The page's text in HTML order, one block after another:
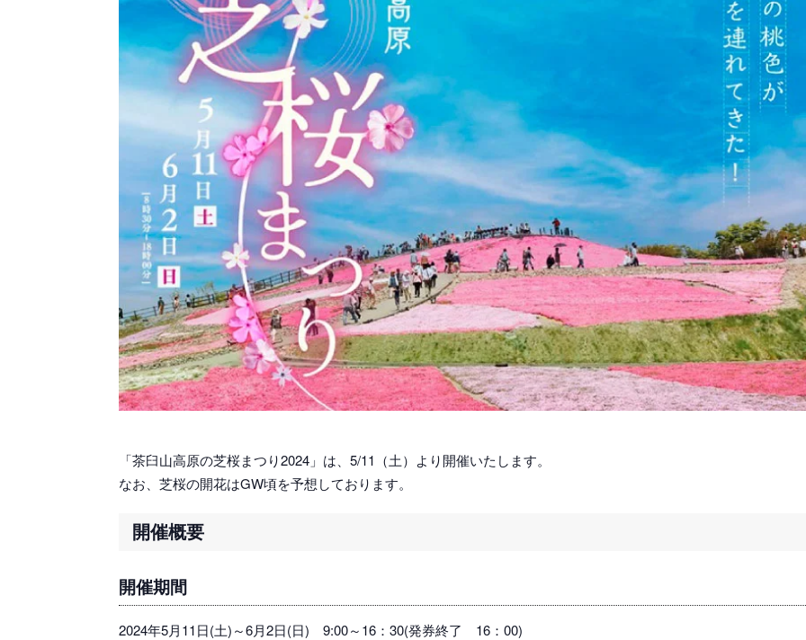
「茶臼山高原の芝桜まつり2024」は、5/11（土）より開催いたします。
なお、芝桜の開花はGW頃を予想しております。
開催概要
開催期間
2024年5月11日(土)～6月2日(日) 9:00～16：30(発券終了 16：00)